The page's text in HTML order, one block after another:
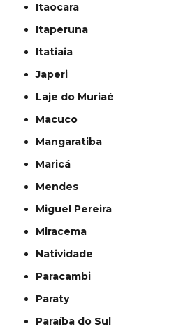
Itaocara
Itaperuna
Itatiaia
Japeri
Laje do Muriaé
Macuco
Mangaratiba
Maricá
Mendes
Miguel Pereira
Miracema
Natividade
Paracambi
Paraty
Paraíba do Sul